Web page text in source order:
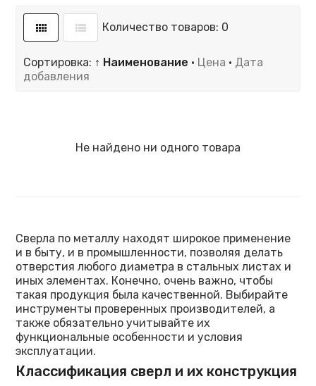
Количество товаров: 0
Сортировка: ↑ Наименование · Цена · Дата
добавления
Не найдено ни одного товара
Сверла по металлу находят широкое применение
и в быту, и в промышленности, позволяя делать
отверстия любого диаметра в стальных листах и
иных элементах. Конечно, очень важно, чтобы
такая продукция была качественной. Выбирайте
инструменты проверенных производителей, а
также обязательно учитывайте их
функциональные особенности и условия
эксплуатации.
Классификация сверл и их конструкция